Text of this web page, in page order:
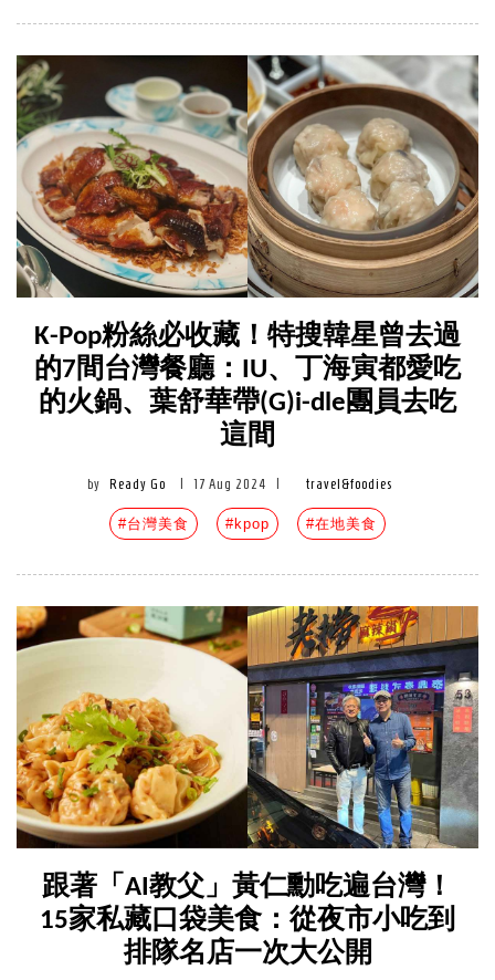
K-Pop粉絲必收藏！特搜韓星曾去過
的7間台灣餐廳：IU、丁海寅都愛吃
的火鍋、葉舒華帶(G)i-dle團員去吃
這間
by Ready Go 17 Aug 2024 travel&foodies
#台灣美食 #kpop #在地美食
跟著「AI教父」黃仁勳吃遍台灣！
15家私藏口袋美食：從夜市小吃到
排隊名店一次大公開